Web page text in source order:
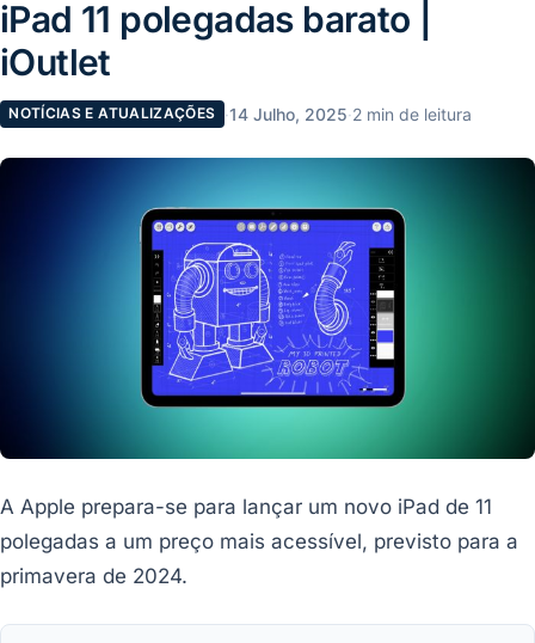
iPad 11 polegadas barato |
iOutlet
NOTÍCIAS E ATUALIZAÇÕES ·14 Julho, 2025·2 min de leitura
A Apple prepara-se para lançar um novo iPad de 11
polegadas a um preço mais acessível, previsto para a
primavera de 2024.